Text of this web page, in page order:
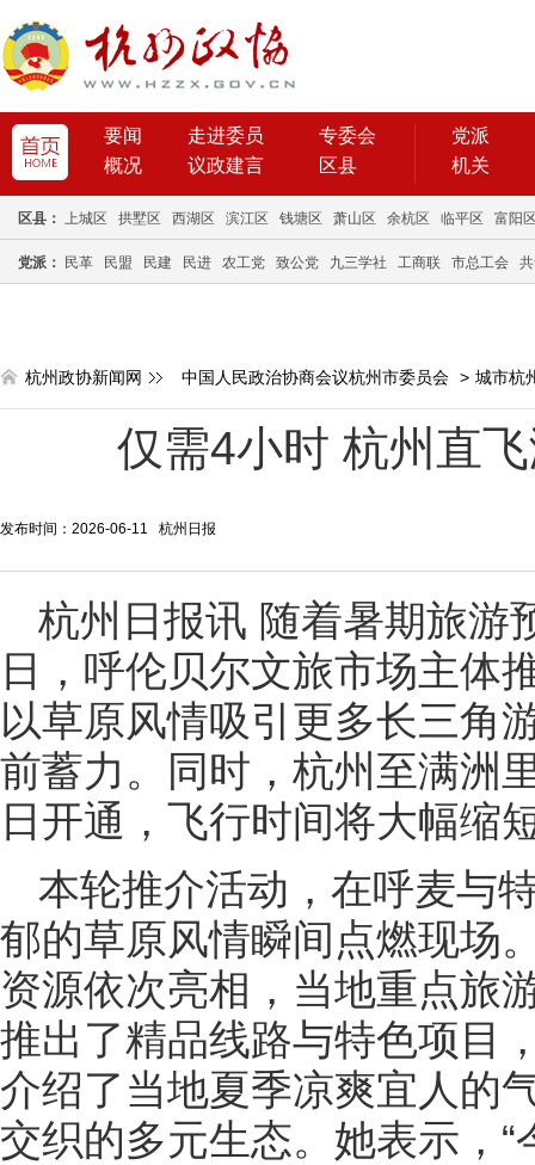
要闻 走进委员
专委会
概况
议政建言 区县
党派
机关
区县： 上城区 拱墅区 西湖区 滨江区 钱塘区 萧山区 余杭区 临平区 富阳
党派： 民革 民盟 民建 民进 农工党 致公党 九三学社 工商联 市总工会
杭州政协新闻网 中国人民政治协商会议杭州市委员会 > 城市杭
仅需4小时 杭州直
发布时间：2026-06-11 杭州日报
杭州日报讯 随着暑期旅游
日，呼伦贝尔文旅市场主体
以草原风情吸引更多长三角
前蓄力。同时，杭州至满洲
日开通，飞行时间将大幅缩
本轮推介活动，在呼麦与
郁的草原风情瞬间点燃现场
资源依次亮相，当地重点旅
推出了精品线路与特色项目
介绍了当地夏季凉爽宜人的
交织的多元生态。她表示，